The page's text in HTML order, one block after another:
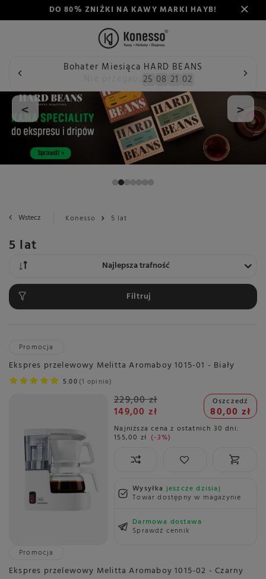
DO 80% ZNIŻKI NA KAWY MARKI HAYB!
Bohater Miesiąca HARD BEANS
25 08 21 01
< >
Wstecz Konesso 5 lat
5 lat
Zmień sortowanie
Najlepsza trafność
Filtruj
Promocja
Ekspres przelewowy Melitta Aromaboy 1015-01 - Biały
5.00 1 opinie
229,00 zł
149,00 zł
Oszczedź
80,00 zł
Najniższa cena z ostatnich 30 dni:
155,00 zł -3%
Wysyłkajeszcze dzisiaj
Towar dostępny w magazynie
Darmowa dostawa
Sprawdź cennik
Promocja
Ekspres przelewowy Melitta Aromaboy 1015-02 - Czarny